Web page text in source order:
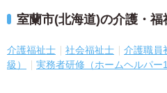
室蘭市(北海道)の介護・
介護福祉士 社会福祉士
介護職員
級）
実務者研修（ホームヘルパー1